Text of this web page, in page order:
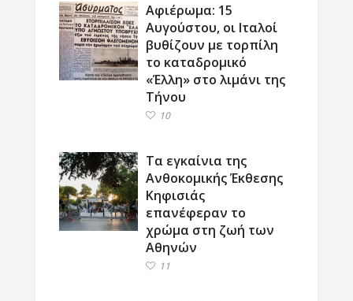
Αφιέρωμα: 15
Αυγούστου, οι Ιταλοί
βυθίζουν με τορπίλη
το καταδρομικό
«Έλλη» στο λιμάνι της
Τήνου
10
Τα εγκαίνια της
Ανθοκομικής Έκθεσης
Κηφισιάς
επανέφεραν το
χρώμα στη ζωή των
Αθηνών
11